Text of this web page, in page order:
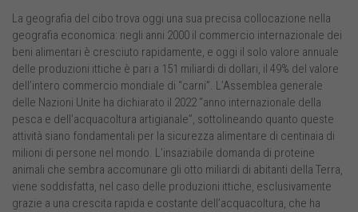
La geografia del cibo trova oggi una sua precisa collocazione nella
geografia economica: negli anni 2000 il commercio internazionale dei
beni alimentari è cresciuto rapidamente, e oggi il solo valore annuale
delle produzioni ittiche è pari a 151 miliardi di dollari, il 49% del valore
dell’intero commercio mondiale di “carni”. L’Assemblea generale
delle Nazioni Unite ha dichiarato il 2022 “anno internazionale della
pesca e dell’acquacoltura artigianale”, sottolineando quanto queste
attività siano fondamentali per la sicurezza alimentare di centinaia di
milioni di persone nel mondo. L’insaziabile domanda di proteine
animali che sembra accomunare gli otto miliardi di abitanti della Terra,
viene soddisfatta, nel caso delle produzioni ittiche, esclusivamente
grazie a una crescita rapida e costante dell’acquacoltura, che ha